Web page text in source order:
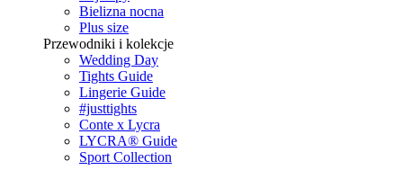
Bielizna nocna
Plus size
Przewodniki i kolekcje
Wedding Day
Tights Guide
Lingerie Guide
#justtights
Conte x Lycra
LYCRA® Guide
Sport Сollection